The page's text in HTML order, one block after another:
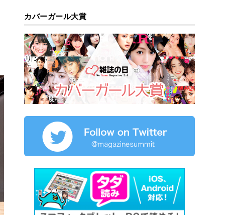
カバーガール大賞